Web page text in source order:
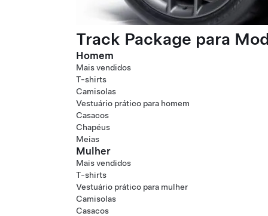
Track Package para
Homem
Mais vendidos
T-shirts
Camisolas
Vestuário prático para homem
Casacos
Chapéus
Meias
Mulher
Mais vendidos
T-shirts
Vestuário prático para mulher
Camisolas
Casacos